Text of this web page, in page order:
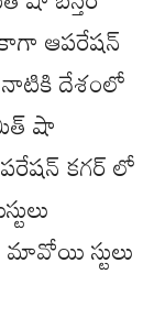
ఆపరేషన్
దేశంలో
షా
కగర్ లో
స్టులు